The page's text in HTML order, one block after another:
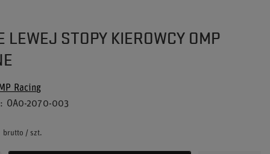
LEWEJ STOPY KIEROWCY OMP
Racing
OA0-2070-003
brutto / szt.